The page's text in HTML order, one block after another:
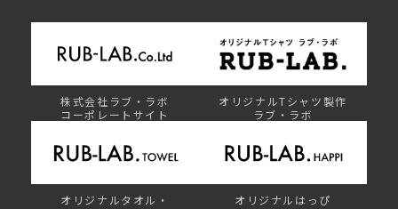
株式会社ラブ・ラボ
コーポレートサイト
オリジナルTシャツ製作
ラブ・ラボ
オリジナルタオル・
オリジナルはっぴ